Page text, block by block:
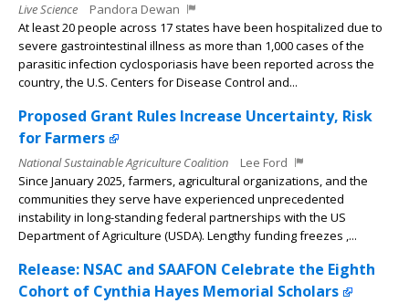
Live Science
Pandora Dewan
At least 20 people across 17 states have been hospitalized due to
severe gastrointestinal illness as more than 1,000 cases of the
parasitic infection cyclosporiasis have been reported across the
country, the U.S. Centers for Disease Control and...
Proposed Grant Rules Increase Uncertainty, Risk
for Farmers
National Sustainable Agriculture Coalition
Lee Ford
Since January 2025, farmers, agricultural organizations, and the
communities they serve have experienced unprecedented
instability in long-standing federal partnerships with the US
Department of Agriculture (USDA). Lengthy funding freezes ,...
Release: NSAC and SAAFON Celebrate the Eighth
Cohort of Cynthia Hayes Memorial Scholars